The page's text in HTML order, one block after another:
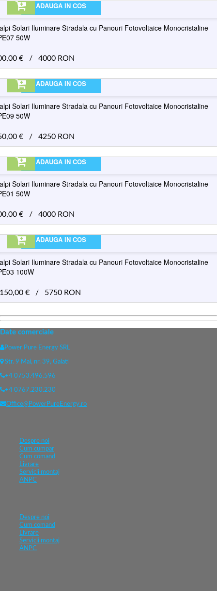
ADAUGA IN COS
Solari Iluminare Stradala cu Panouri Fotovoltaice Monocristaline
50W
€ / 4000 RON
ADAUGA IN COS
Solari Iluminare Stradala cu Panouri Fotovoltaice Monocristaline
50W
€ / 4250 RON
ADAUGA IN COS
Solari Iluminare Stradala cu Panouri Fotovoltaice Monocristaline
50W
€ / 4000 RON
ADAUGA IN COS
Solari Iluminare Stradala cu Panouri Fotovoltaice Monocristaline
100W
€ / 5750 RON
Date comerciale
Power Pure Energy SRL
Str. 9 Mai, nr. 39, Galati
+4 0753.496.596
+4 0767.230.230
Office@PowerPureEnergy.ro
Despre noi
Cum cumpar
Cum comand
Livrare
Servicii montaj
ANPC
Despre noi
Cum comand
Livrare
Servicii montaj
ANPC